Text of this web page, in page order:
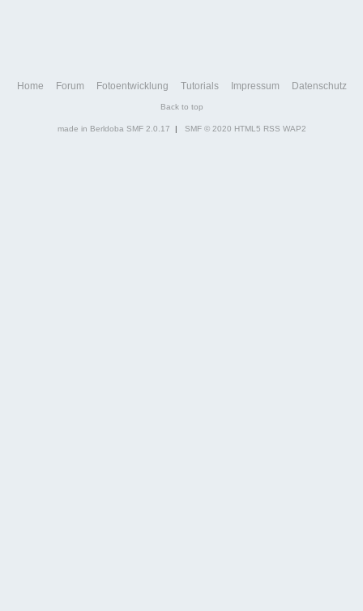
Home Forum Fotoentwicklung Tutorials Impressum Datenschutz
Back to top
made in Berldoba SMF 2.0.17 | SMF © 2020 HTML5 RSS WAP2